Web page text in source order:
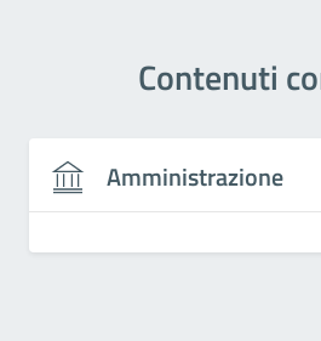
Contenuti
Amministrazione